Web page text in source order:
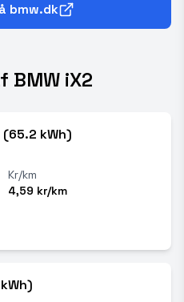
bmw.dk
BMW iX2
kWh)
Kr/km
4,59 kr/km